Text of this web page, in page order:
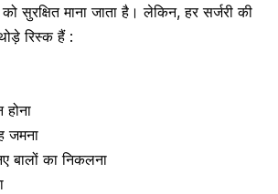
सुरक्षित माना जाता है। लेकिन, हर सर्जरी की
रिस्क हैं :
जमना
बालों का निकलना